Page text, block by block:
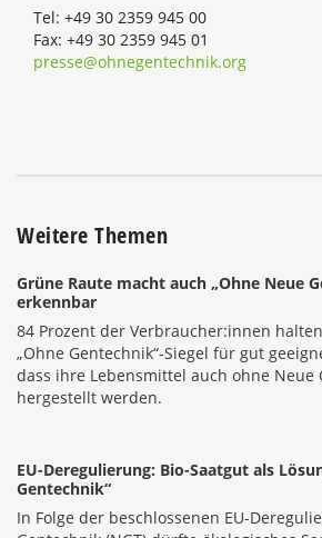
Tel: +49 30 2359 945 00
Fax: +49 30 2359 945 01
presse@ohnegentechnik.org
Weitere Themen
Grüne Raute macht auch „Ohne Neue
erkennbar
84 Prozent der Verbraucher:innen
„Ohne Gentechnik“-Siegel für gut
dass ihre Lebensmittel auch ohne Neue
hergestellt werden.
EU-Deregulierung: Bio-Saatgut als
Gentechnik“
In Folge der beschlossenen EU-